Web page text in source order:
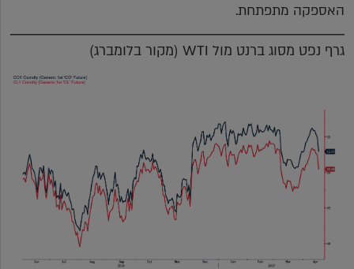
האספקה מתפתחת.
גרף נפט מסוג ברנט מול WTI (מקור בלומברג)